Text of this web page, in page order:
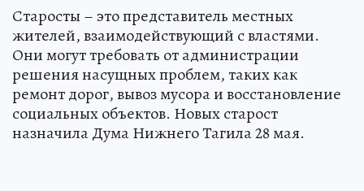
Старосты – это представитель местных
жителей, взаимодействующий с властями.
Они могут требовать от администрации
решения насущных проблем, таких как
ремонт дорог, вывоз мусора и восстановление
социальных объектов. Новых старост
назначила Дума Нижнего Тагила 28 мая.